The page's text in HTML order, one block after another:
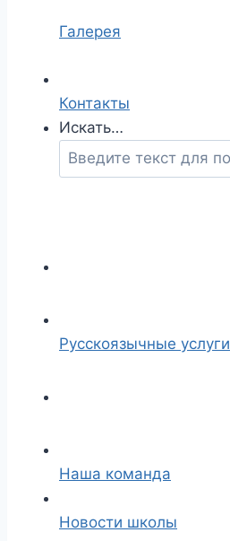
Галерея
Контакты
Искать…
Русскоязычные услуги
Наша команда
Новости школы